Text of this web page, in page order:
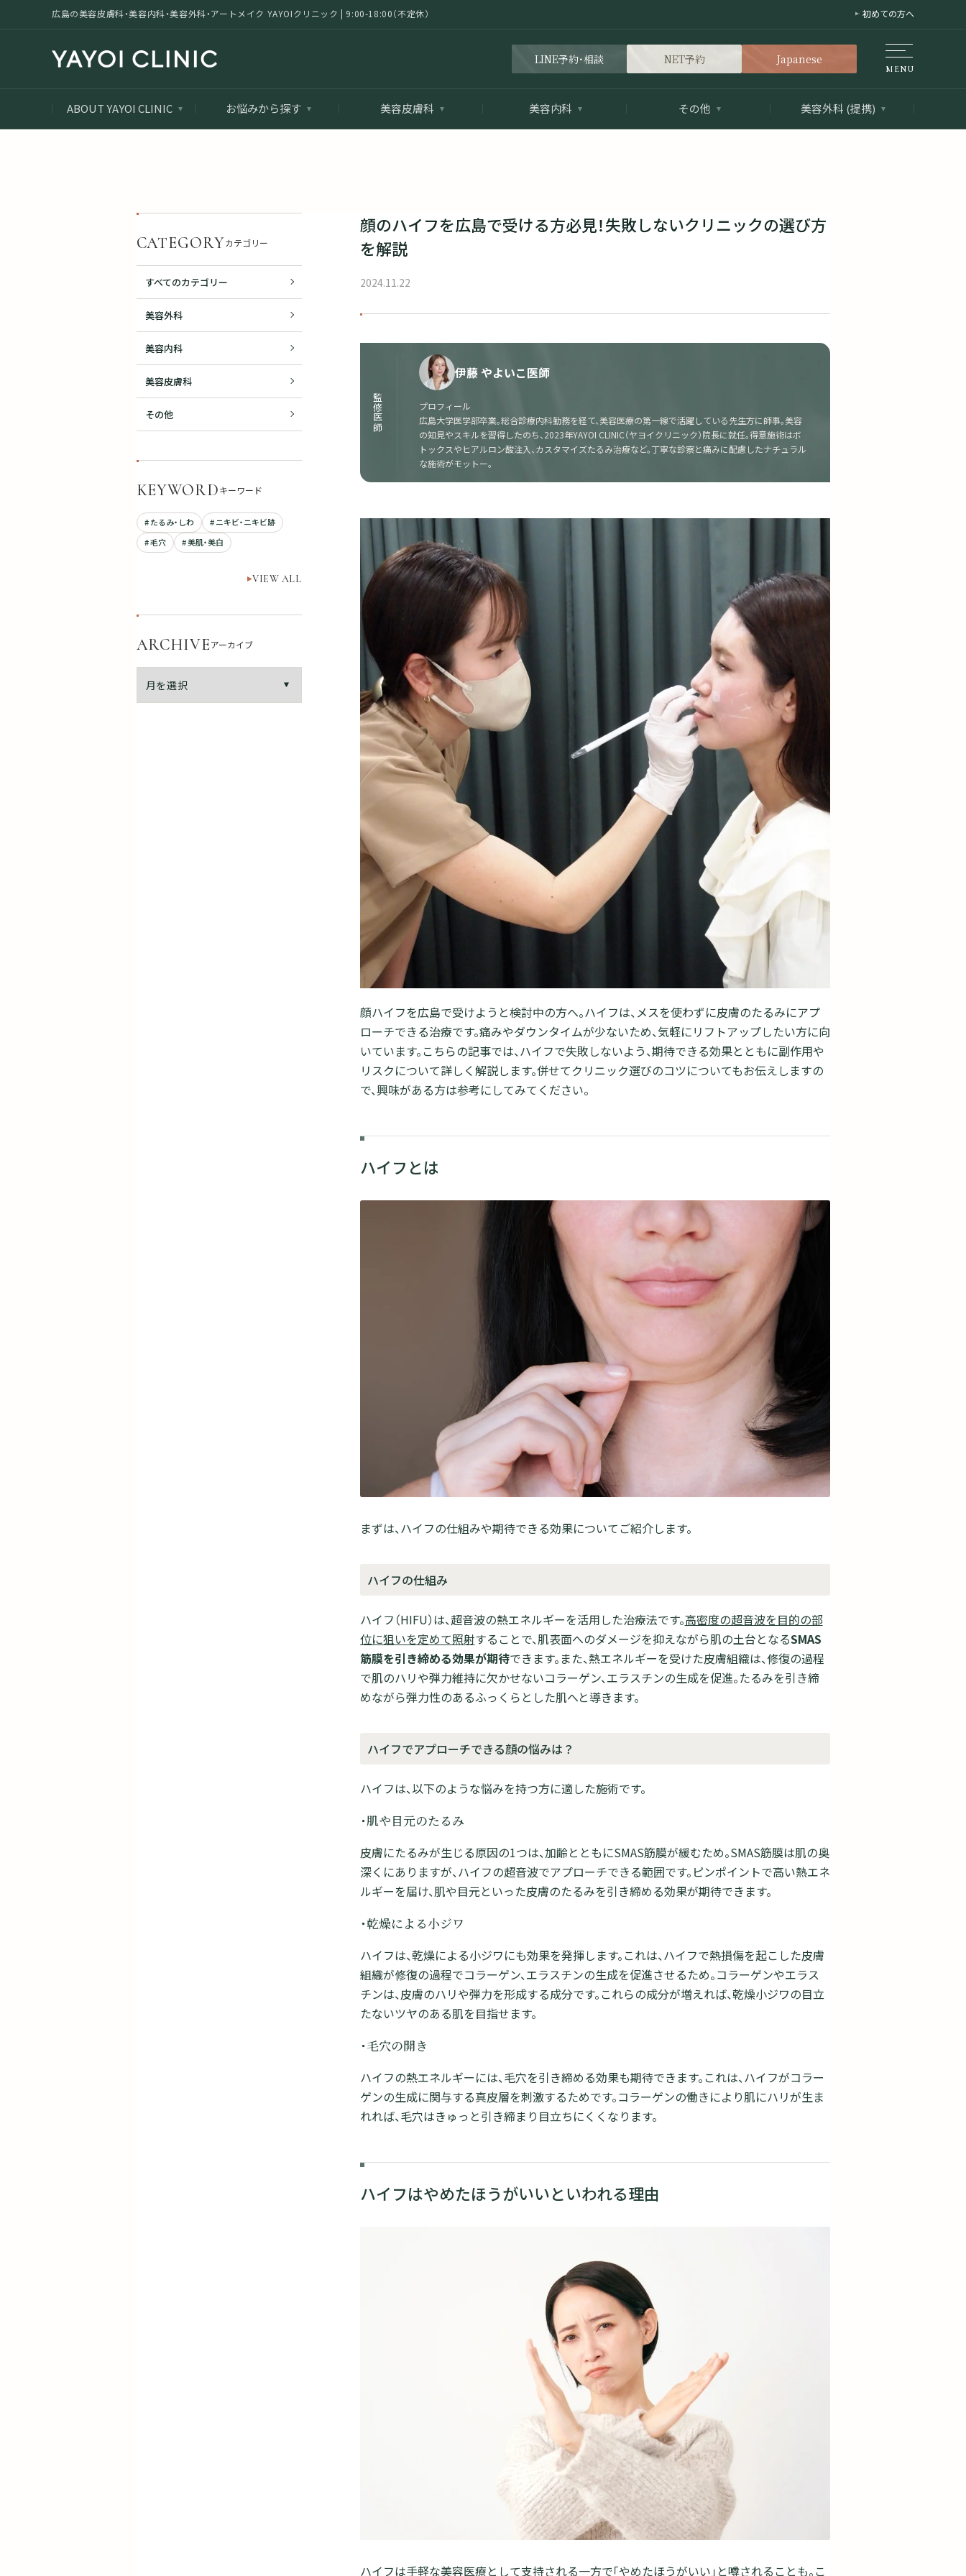
広島の美容皮膚科・美容内科・美容外科・アートメイク YAYOIクリニック | 9:00-18:00（不定休） 初めての方へ
LINE予約・相談 NET予約 Japanese
ABOUT YAYOI CLINIC お悩みから探す 美容皮膚科 美容内科 その他 美容外科 (提携)
顔のハイフを広島で受ける方必見！失敗しないクリニックの選び方
を解説
2024.11.22
監修医師
伊藤 やよいこ医師
プロフィール
広島大学医学部卒業。総合診療内科勤務を経て、美容医療の第一線で活躍している先生方に師事。美容
の知見やスキルを習得したのち、2023年YAYOI CLINIC（ヤヨイクリニック）院長に就任。得意施術はボ
トックスやヒアルロン酸注入、カスタマイズたるみ治療など。丁寧な診察と痛みに配慮したナチュラル
な施術がモットー。
顔ハイフを広島で受けようと検討中の方へ。ハイフは、メスを使わずに皮膚のたるみにアプ
ローチできる治療です。痛みやダウンタイムが少ないため、気軽にリフトアップしたい方に向
いています。こちらの記事では、ハイフで失敗しないよう、期待できる効果とともに副作用や
リスクについて詳しく解説します。併せてクリニック選びのコツについてもお伝えしますの
で、興味がある方は参考にしてみてください。
ハイフとは
まずは、ハイフの仕組みや期待できる効果についてご紹介します。
ハイフの仕組み
ハイフ（HIFU）は、超音波の熱エネルギーを活用した治療法です。高密度の超音波を目的の部
位に狙いを定めて照射することで、肌表面へのダメージを抑えながら肌の土台となるSMAS
筋膜を引き締める効果が期待できます。また、熱エネルギーを受けた皮膚組織は、修復の過程
で肌のハリや弾力維持に欠かせないコラーゲン、エラスチンの生成を促進。たるみを引き締
めながら弾力性のあるふっくらとした肌へと導きます。
ハイフでアプローチできる顔の悩みは？
ハイフは、以下のような悩みを持つ方に適した施術です。
・肌や目元のたるみ
皮膚にたるみが生じる原因の1つは、加齢とともにSMAS筋膜が緩むため。SMAS筋膜は肌の奥
深くにありますが、ハイフの超音波でアプローチできる範囲です。ピンポイントで高い熱エネ
ルギーを届け、肌や目元といった皮膚のたるみを引き締める効果が期待できます。
・乾燥による小ジワ
ハイフは、乾燥による小ジワにも効果を発揮します。これは、ハイフで熱損傷を起こした皮膚
組織が修復の過程でコラーゲン、エラスチンの生成を促進させるため。コラーゲンやエラス
チンは、皮膚のハリや弾力を形成する成分です。これらの成分が増えれば、乾燥小ジワの目立
たないツヤのある肌を目指せます。
・毛穴の開き
ハイフの熱エネルギーには、毛穴を引き締める効果も期待できます。これは、ハイフがコラー
ゲンの生成に関与する真皮層を刺激するためです。コラーゲンの働きにより肌にハリが生ま
れれば、毛穴はきゅっと引き締まり目立ちにくくなります。
ハイフはやめたほうがいいといわれる理由
ハイフは手軽な美容医療として支持される一方で「やめたほうがいい」と噂されることも。こ
CATEGORYカテゴリー
すべてのカテゴリー
美容外科
美容内科
美容皮膚科
その他
KEYWORDキーワード
# たるみ・しわ
# ニキビ・ニキビ跡
# 毛穴
# 美肌・美白
VIEW ALL
ARCHIVEアーカイブ